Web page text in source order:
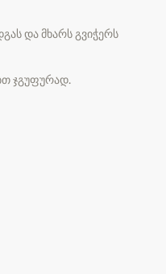
და მხარს გვიჭერს
ჯგუფურად.